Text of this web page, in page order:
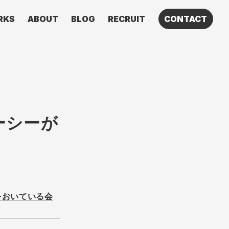
ABOUT BLOG RECRUIT CONTACT
シーが
いている会